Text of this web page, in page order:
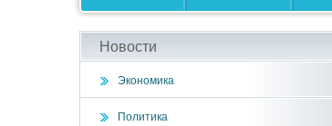
Новости
Экономика
Политика